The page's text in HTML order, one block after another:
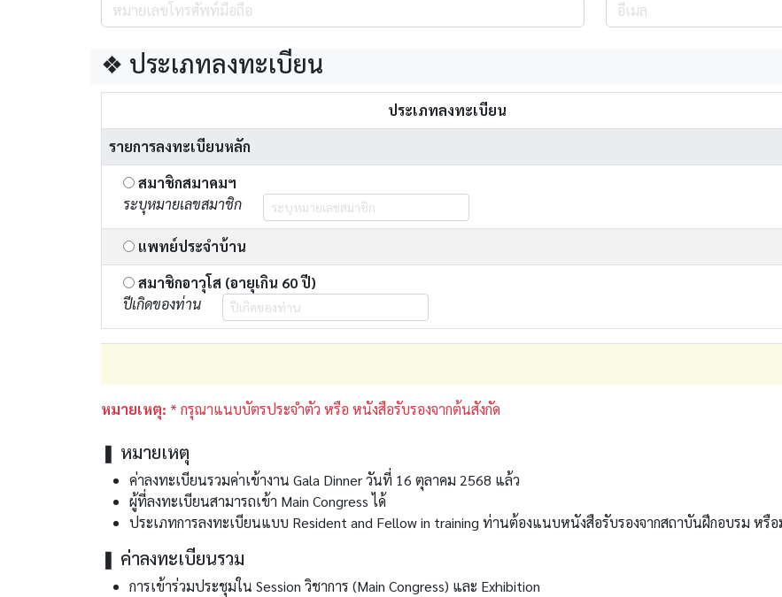
❖ ประเภทลงทะเบียน
ประเภทลงทะเบียน
รายการลงทะเบียนหลัก
สมาชิกสมาคมฯ
ระบุหมายเลขสมาชิก
แพทย์ประจำบ้าน
สมาชิกอาวุโส (อายุเกิน 60 ปี)
ปีเกิดของท่าน
หมายเหตุ: * กรุณาแนบบัตรประจำตัว หรือ หนังสือรับรองจากต้นสังกัด
❚ หมายเหตุ
ค่าลงทะเบียนรวมค่าเข้างาน Gala Dinner วันที่ 16 ตุลาคม 2568 แล้ว
ผู้ที่ลงทะเบียนสามารถเข้า Main Congress ได้
ประเภทการลงทะเบียนแบบ Resident and Fellow in training ท่านต้องแนบหนังสือรับรองจากสถาบันฝึกอบรม หรื
❚ ค่าลงทะเบียนรวม
การเข้าร่วมประชุมใน Session วิชาการ (Main Congress) และ Exhibition